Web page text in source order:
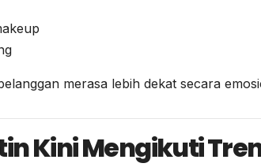
merasa lebih dekat secara
Kini Mengikuti